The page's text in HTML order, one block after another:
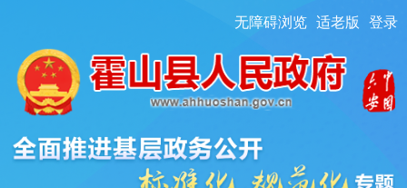
无障碍浏览 适老版 登录